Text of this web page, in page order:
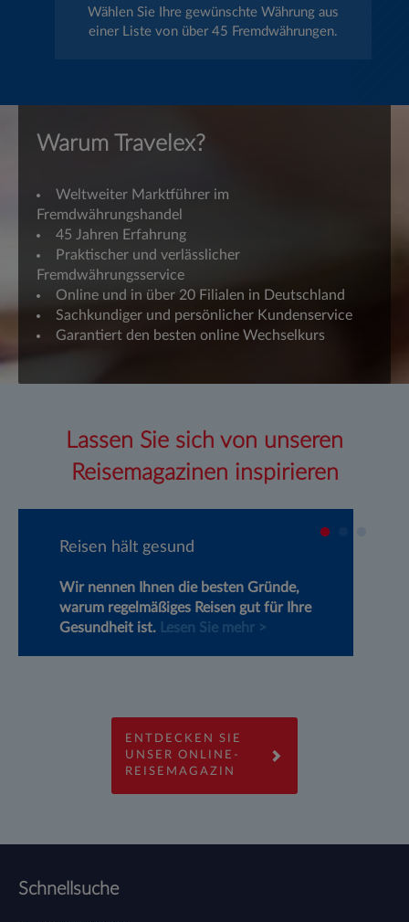
Wählen Sie Ihre gewünschte Währung aus
einer Liste von über 45 Fremdwährungen.
Warum Travelex?
Weltweiter Marktführer im
Fremdwährungshandel
45 Jahren Erfahrung
Praktischer und verlässlicher
Fremdwährungsservice
Online und in über 20 Filialen in Deutschland
Sachkundiger und persönlicher Kundenservice
Garantiert den besten online Wechselkurs
Lassen Sie sich von unseren
Reisemagazinen inspirieren
Reisen hält gesund
Wir nennen Ihnen die besten Gründe,
warum regelmäßiges Reisen gut für Ihre
Gesundheit ist. Lesen Sie mehr >
ENTDECKEN SIE
UNSER ONLINE-
REISEMAGAZIN
Schnellsuche